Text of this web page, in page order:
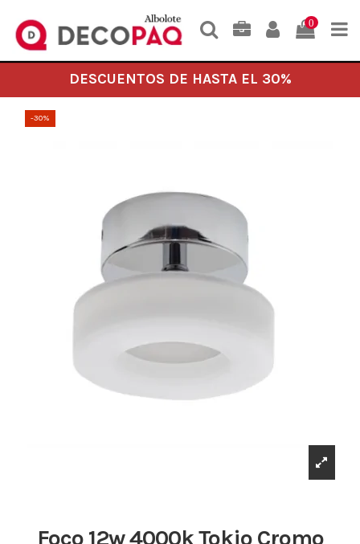
0
DESCUENTOS DE HASTA EL 30%
-30%
Foco 12w 4000k Tokio Cromo